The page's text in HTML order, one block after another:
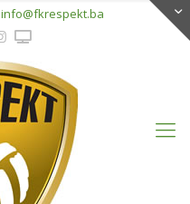
info@fkrespekt.ba